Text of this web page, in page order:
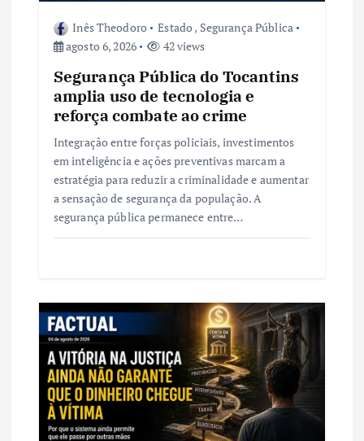
Inês Theodoro Estado , Segurança Pública
agosto 6, 2026
42 views
Segurança Pública do Tocantins
amplia uso de tecnologia e
reforça combate ao crime
Integração entre forças policiais, investimentos
em inteligência e ações preventivas marcam a
estratégia para reduzir a criminalidade e aumentar
a sensação de segurança da população. A
segurança pública permanece entre…